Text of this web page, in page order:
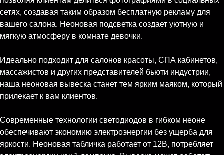
сетях, создавая таким образом бесплатную рекламу для
вашего салона. Неоновая подсветка создает уютную и
мягкую атмосферу в комнате девочки.
Идеально подходит для салонов красоты, СПА кабинетов,
массажистов и других представителей бьюти индустрии,
наша неоновая вывеска станет тем ярким маяком, который
прилекает к вам клиентов.
Современные технологии светодиодов в гибком неоне
обеспечивают экономию электроэнергии без ущерба для
яркости. Неоновая табличка работает от 12В, потребляет